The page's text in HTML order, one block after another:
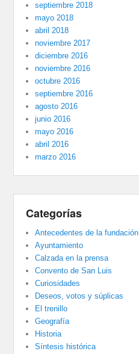
septiembre 2018
mayo 2018
abril 2018
noviembre 2017
diciembre 2016
noviembre 2016
octubre 2016
septiembre 2016
agosto 2016
junio 2016
mayo 2016
abril 2016
marzo 2016
Categorías
Antecedentes de la fundación
Ayuntamiento
Calzada en la prensa
Convento de San Luis
Curiosidades
Deseos, votos y súplicas
El trenillo
Geografía
Historia
Síntesis histórica